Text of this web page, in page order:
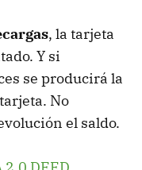
, la tarjeta
Y si
se producirá la
No
el saldo.